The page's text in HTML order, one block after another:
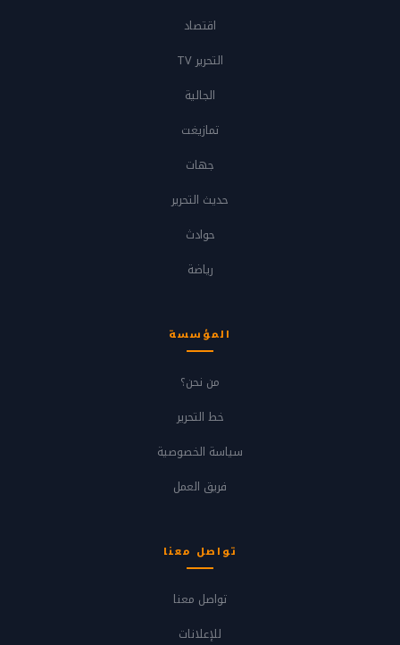
اقتصاد
التحرير TV
الجالية
تمازيغت
جهات
حديث التحرير
حوادث
رياضة
المؤسسة
من نحن؟
خط التحرير
سياسة الخصوصية
فريق العمل
تواصل معنا
تواصل معنا
للإعلانات